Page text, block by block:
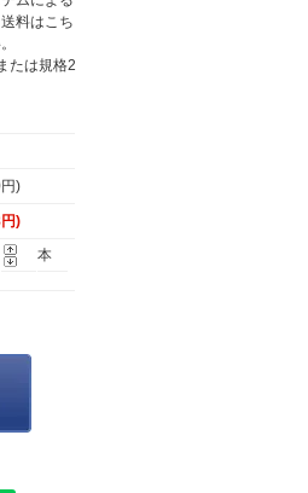
料はこち
たは規格2
)
)
本